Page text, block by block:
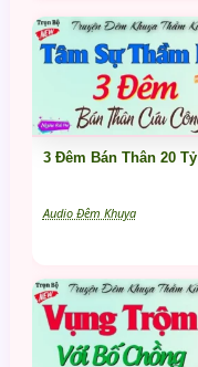
3 Đêm Bán Thân 20 Tỷ
Audio Đêm Khuya